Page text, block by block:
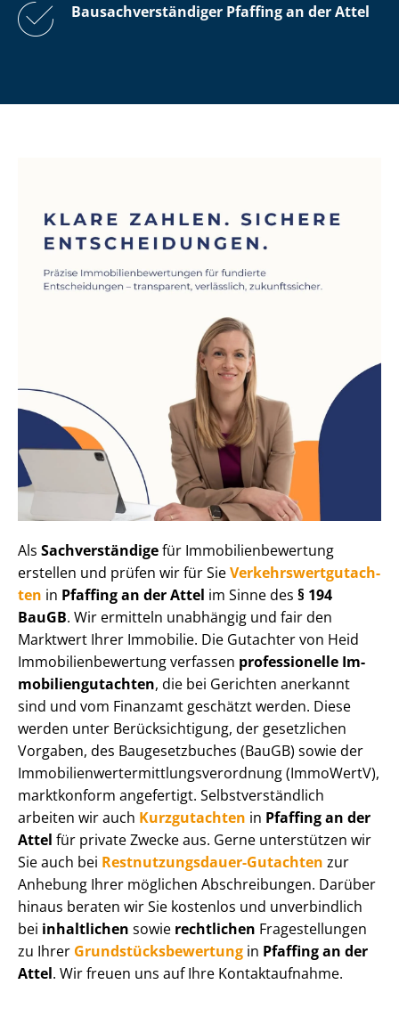
Bau­sach­ver­stän­di­ger Pfaffing an der Attel
Als Sachverständigefür Im­mo­bi­li­en­be­wer­tung
erstellen und prüfen wir für SieVer­kehrs­wert­gut­ach­
ten in Pfaffing an der Attel im Sinne des § 194
BauGB. Wir ermitteln unabhängig und fair den
Marktwert Ihrer Immobilie. Die Gutachter von Heid
Im­mo­bi­li­en­be­wer­tung verfassen professionelle Im­
mo­bi­li­en­gut­ach­ten, die bei Gerichten anerkannt
sind und vom Finanzamt geschätzt werden. Diese
werden unter Be­rück­sich­ti­gung, der gesetzlichen
Vorgaben, des Baugesetzbuches (BauGB) sowie der
Im­mo­bi­li­en­wert­ermitt­lungs­ver­ord­nung (ImmoWertV),
marktkonform angefertigt. Selbst­ver­ständ­lich
arbeiten wir auch Kurzgutachten in Pfaffing an der
Attel für private Zwecke aus. Gerne unterstützen wir
Sie auch bei Rest­nut­zungs­dau­er-Gutachten zur
Anhebung Ihrer möglichen Abschreibungen. Darüber
hinaus beraten wir Sie kostenlos und unverbindlich
bei inhaltlichen sowie rechtlichen Fragestellungen
zu Ihrer Grund­stücks­be­wer­tung in Pfaffing an der
Attel. Wir freuen uns auf Ihre Kontaktaufnahme.